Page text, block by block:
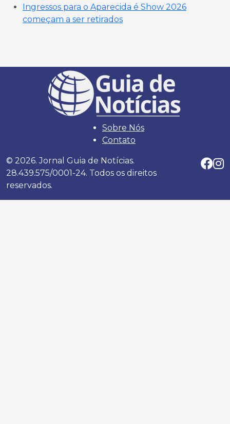
Ingressos para o Aparecida é Show 2026
começam a ser retirados
Sobre Nós
Contato
© 2026. Jornal Guia de Notícias.
28.439.575/0001-24. Todos os direitos
reservados.